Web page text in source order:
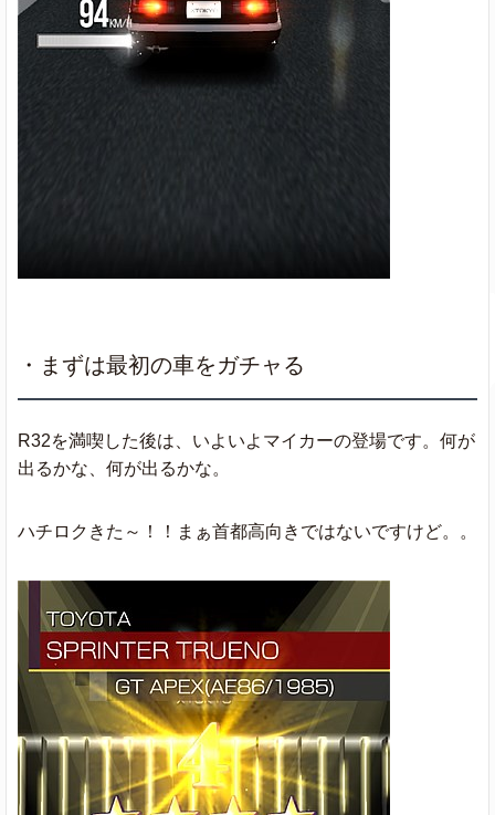
・まずは最初の車をガチャる
R32を満喫した後は、いよいよマイカーの登場です。何が
出るかな、何が出るかな。
ハチロクきた～！！まぁ首都高向きではないですけど。。